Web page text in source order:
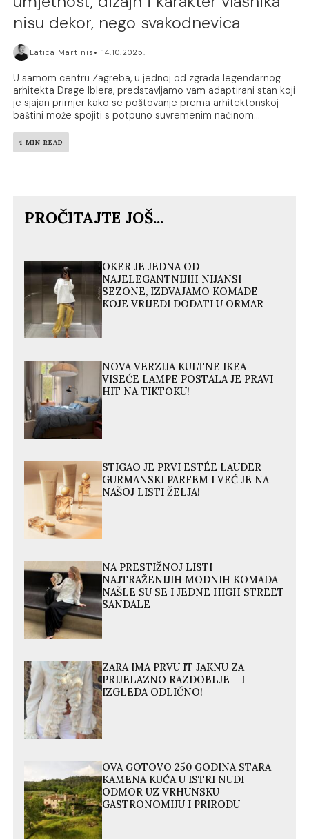
nisu dekor, nego svakodnevica
Latica Martinis 14.10.2025.
U samom centru Zagreba, u jednoj od zgrada legendarnog
arhitekta Drage Iblera, predstavljamo vam adaptirani stan koji
je sjajan primjer kako se poštovanje prema arhitektonskoj
baštini može spojiti s potpuno suvremenim načinom...
4 MIN READ
PROČITAJTE JOŠ...
OKER JE JEDNA OD
NAJELEGANTNIJIH NIJANSI
SEZONE, IZDVAJAMO KOMADE
KOJE VRIJEDI DODATI U ORMAR
NOVA VERZIJA KULTNE IKEA
VISEĆE LAMPE POSTALA JE PRAVI
HIT NA TIKTOKU!
STIGAO JE PRVI ESTÉE LAUDER
GURMANSKI PARFEM I VEĆ JE NA
NAŠOJ LISTI ŽELJA!
NA PRESTIŽNOJ LISTI
NAJTRAŽENIJIH MODNIH KOMADA
NAŠLE SU SE I JEDNE HIGH STREET
SANDALE
ZARA IMA PRVU IT JAKNU ZA
PRIJELAZNO RAZDOBLJE – I
IZGLEDA ODLIČNO!
OVA GOTOVO 250 GODINA STARA
KAMENA KUĆA U ISTRI NUDI
ODMOR UZ VRHUNSKU
GASTRONOMIJU I PRIRODU